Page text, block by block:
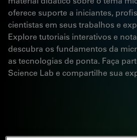
oferece suporte a iniciantes,
cientistas em seus trabalhos e
Explore tutoriais interativos e
descubra os fundamentos da
as tecnologias de ponta. Faça
Science Lab e compartilhe sua